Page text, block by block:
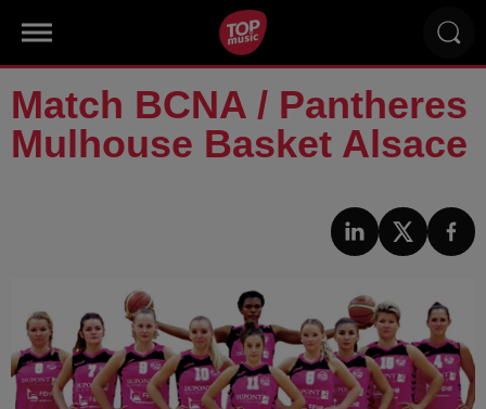
Match BCNA / Pantheres
Mulhouse Basket Alsace